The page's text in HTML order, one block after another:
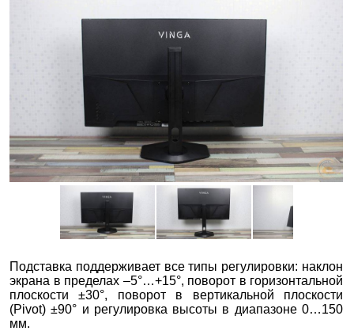
Подставка поддерживает все типы регулировки: наклон
экрана в пределах –5°…+15°, поворот в горизонтальной
плоскости ±30°, поворот в вертикальной плоскости
(Pivot) ±90° и регулировка высоты в диапазоне 0…150
мм.